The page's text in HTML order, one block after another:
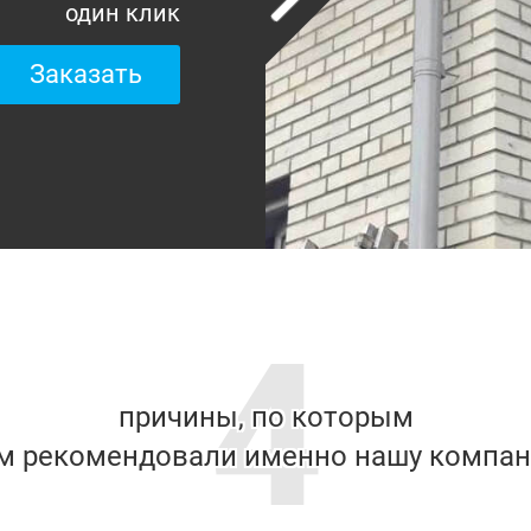
один клик
Заказать
4
причины, по которым
рекомендовали именно нашу